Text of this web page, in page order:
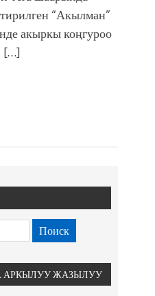
“Акылман”
акыркы коңгуроо
[…]
АРКЫЛУУ ЖАЗЫЛУУ